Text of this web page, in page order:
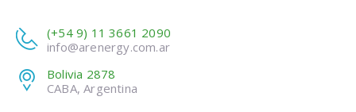
(+54 9) 11 3661 2090
info@arenergy.com.ar
Bolivia 2878
CABA, Argentina